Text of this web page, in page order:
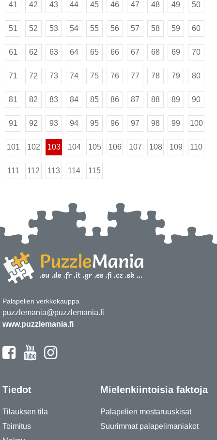
41 42 43 44 45 46 47 48 49 50
51 52 53 54 55 56 57 58 59 60
61 62 63 64 65 66 67 68 69 70
71 72 73 74 75 76 77 78 79 80
81 82 83 84 85 86 87 88 89 90
91 92 93 94 95 96 97 98 99 100
101 102 103 104 105 106 107 108 109 110
111 112 113 114 115
Palapelien verkkokauppa
puzzlemania@puzzlemania.fi
www.puzzlemania.fi
Tiedot
Tilauksen tila
Toimitus
Mielenkiintoisia faktoja
Palapelien mestaruuskisat
Suurimmat palapelimaniakot